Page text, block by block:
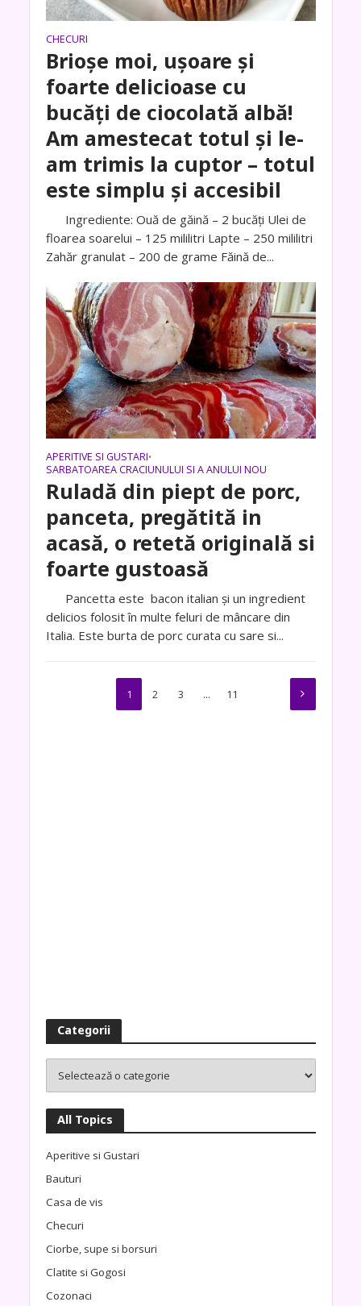
CHECURI
Brioșe moi, ușoare și
foarte delicioase cu
bucăți de ciocolată albă!
Am amestecat totul și le-
am trimis la cuptor – totul
este simplu și accesibil
Ingrediente: Ouă de găină – 2 bucăți Ulei de
floarea soarelui – 125 mililitri Lapte – 250 mililitri
Zahăr granulat – 200 de grame Făină de...
APERITIVE SI GUSTARI•
SARBATOAREA CRACIUNULUI SI A ANULUI NOU
Ruladă din piept de porc,
panceta, pregătită in
acasă, o retetă originală si
foarte gustoasă
Pancetta este bacon italian și un ingredient
delicios folosit în multe feluri de mâncare din
Italia. Este burta de porc curata cu sare si...
1 2 3 … 11
Categorii
All Topics
Aperitive si Gustari
Bauturi
Casa de vis
Checuri
Ciorbe, supe si borsuri
Clatite si Gogosi
Cozonaci